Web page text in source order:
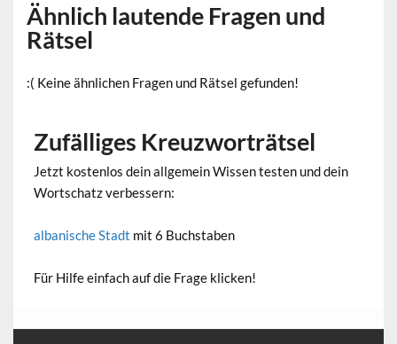
Ähnlich lautende Fragen und
Rätsel
:( Keine ähnlichen Fragen und Rätsel gefunden!
Zufälliges Kreuzworträtsel
Jetzt kostenlos dein allgemein Wissen testen und dein
Wortschatz verbessern:
albanische Stadt mit 6 Buchstaben
Für Hilfe einfach auf die Frage klicken!